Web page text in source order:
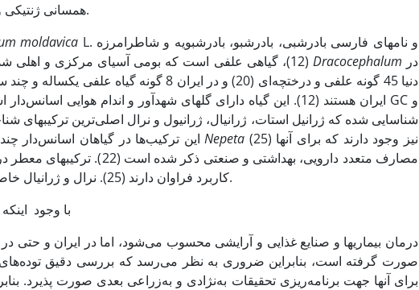
همسانی ژنتیکی و قابلیت تکثیر، انتخاب صورت گرفت (18).
moldavica L. و نامهای فارسی بادرشبی، بادرشبو، بادرشبویه و شاطرامرزه
Dracocephalum
دنیا 45 گونه علفی و درختچه‌ای (20) و در ایران 8
این ترکیب‌ها در گیاهان اسانس‌دار چند ساله مانند گل محمدی، بادرنجیویه (2) وNepeta (25) نیز وجود دارند که برای آنها
مصارف متعدد دارویی، بهداشتی و
کاربرد فراوان دارند (25). نرال و ژرانیال خاصیت ضد ویروسی و ضد باکتریایی دارند (4).
با وجود
درمان بیماریها و صنایع غذایی و آرایشی محسوب می‌شود، اما در ایران و حتی
صورت گرفته است، بنابراین ضروری به نظر می‌رسد که بررسی دقیق
برای آنها جهت برنامه‌ریزی تحقیقات به‌نژادی و به‌زراعی بعدی صورت پذیرد.